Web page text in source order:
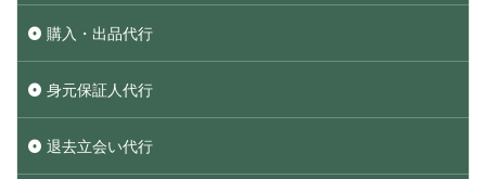
購入・出品代行
身元保証人代行
退去立会い代行